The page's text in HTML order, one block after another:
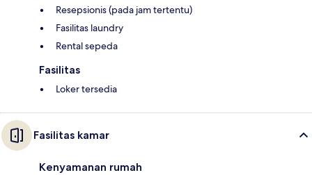
Resepsionis (pada jam tertentu)
Fasilitas laundry
Rental sepeda
Fasilitas
Loker tersedia
Fasilitas kamar
Kenyamanan rumah